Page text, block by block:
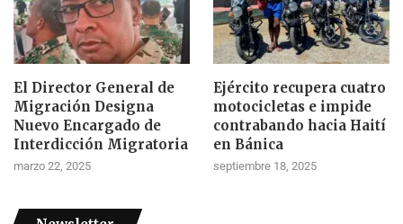
El Director General de
Migración Designa
Nuevo Encargado de
Interdicción Migratoria
marzo 22, 2025
Ejército recupera cuatro
motocicletas e impide
contrabando hacia Haití
en Bánica
septiembre 18, 2025